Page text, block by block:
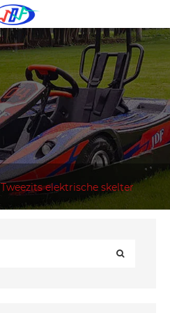
Tweezits elektrische skelter